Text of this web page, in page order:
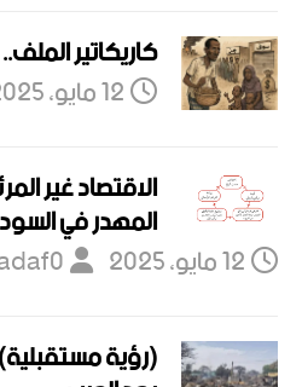
كاريكاتير
12 مايو، 2025
الاقتصاد غير
المهدر في
12 مايو، 2025
(رؤية